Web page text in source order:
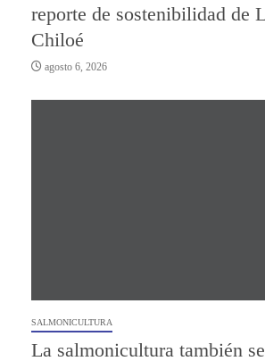
reporte de sostenibilidad de
Chiloé
agosto 6, 2026
SALMONICULTURA
La salmonicultura también